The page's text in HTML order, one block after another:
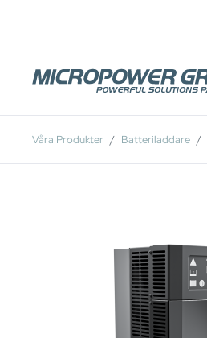
Lediga Tjänster
Våra Produkter Batteriladdare